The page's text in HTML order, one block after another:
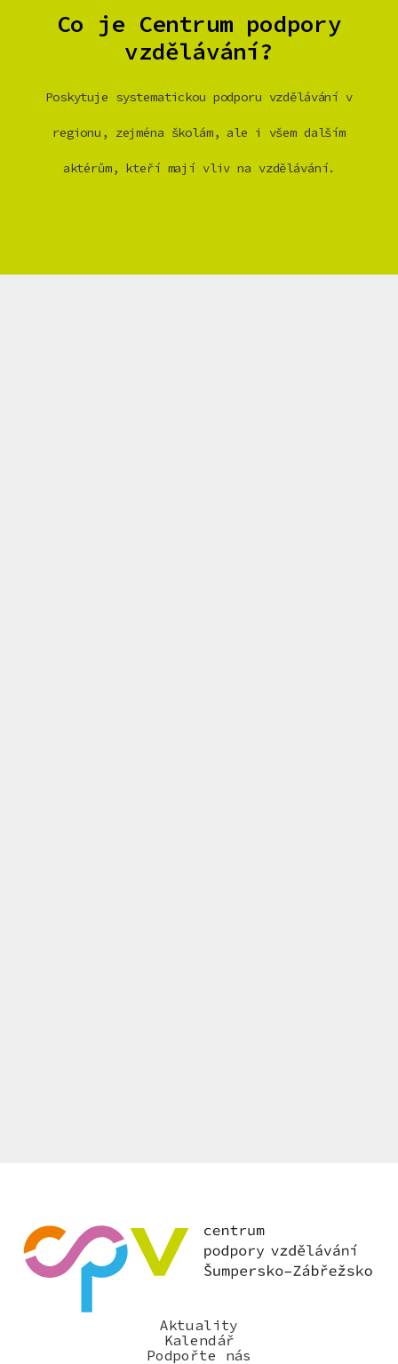
Co je Centrum podpory
vzdělávání?
Poskytuje systematickou podporu vzdělávání v
regionu, zejména školám, ale i všem dalším
aktérům, kteří mají vliv na vzdělávání.
Aktuality
Kalendář
Podpořte nás